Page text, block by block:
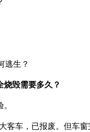
逃生？
毁需要多久？
客车，已报废。但车窗